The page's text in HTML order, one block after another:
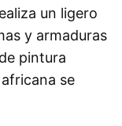
un ligero
y armaduras
pintura
se